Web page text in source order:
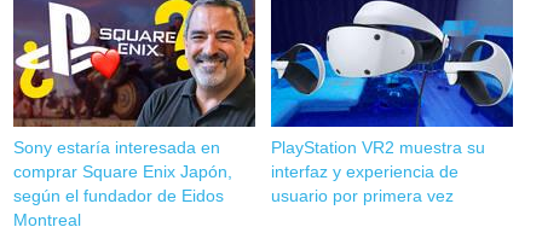
Sony estaría interesada en
comprar Square Enix Japón,
según el fundador de Eidos
Montreal
PlayStation VR2 muestra su
interfaz y experiencia de
usuario por primera vez